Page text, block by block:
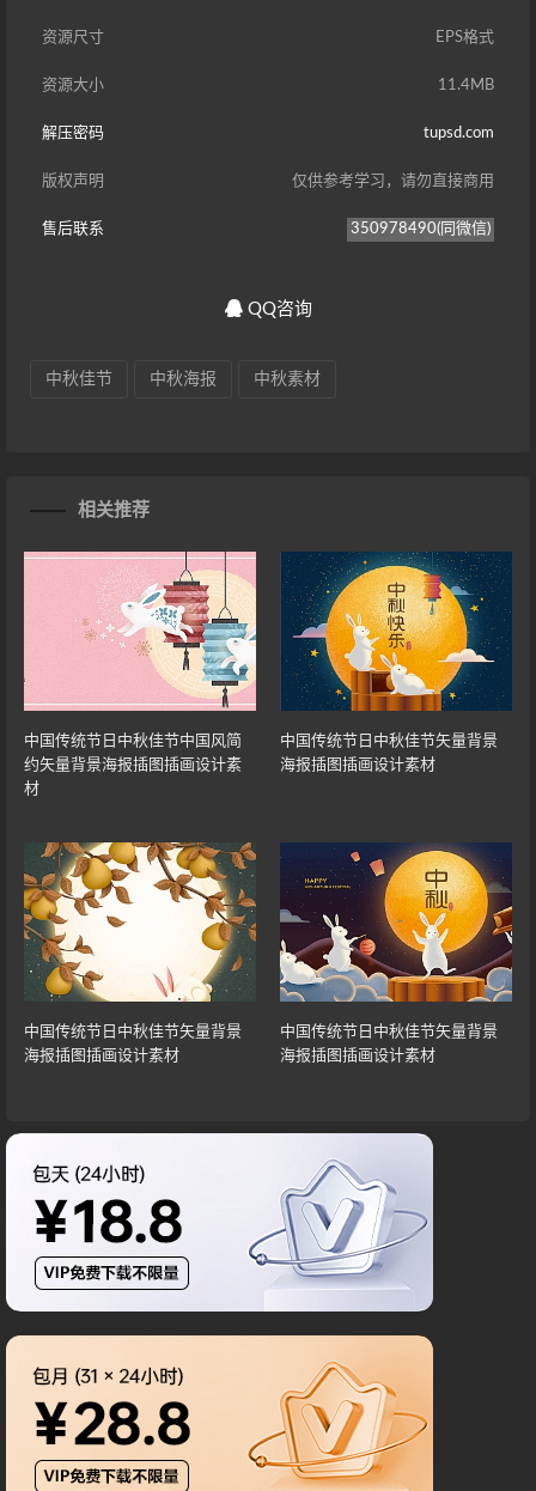
资源尺寸 EPS格式
资源大小 11.4MB
解压密码 tupsd.com
版权声明 仅供参考学习，请勿直接商用
售后联系 350978490(同微信)
QQ咨询
中秋佳节 中秋海报 中秋素材
相关推荐
中国传统节日中秋佳节中国风简
约矢量背景海报插图插画设计素
材
中国传统节日中秋佳节矢量背景
海报插图插画设计素材
中国传统节日中秋佳节矢量背景
海报插图插画设计素材
中国传统节日中秋佳节矢量背景
海报插图插画设计素材